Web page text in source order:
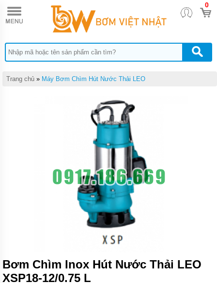
0
TRANG
CHỦ
BƠM
CÔNG
NGHIỆP
MÁY
BƠM
MÁY
BƠM
CHÌM
Trang chủ » Máy Bơm Chìm Hút Nước Thải LEO
Bơm Chìm Inox Hút Nước Thải LEO
XSP18-12/0.75 L